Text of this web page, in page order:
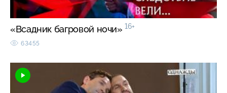
«Всадник багровой ночи» 16+
63455